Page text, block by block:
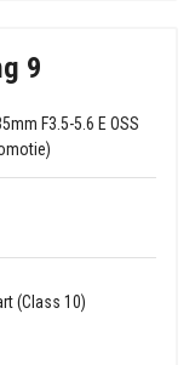
9
F3.5-5.6 E OSS
(Class 10)